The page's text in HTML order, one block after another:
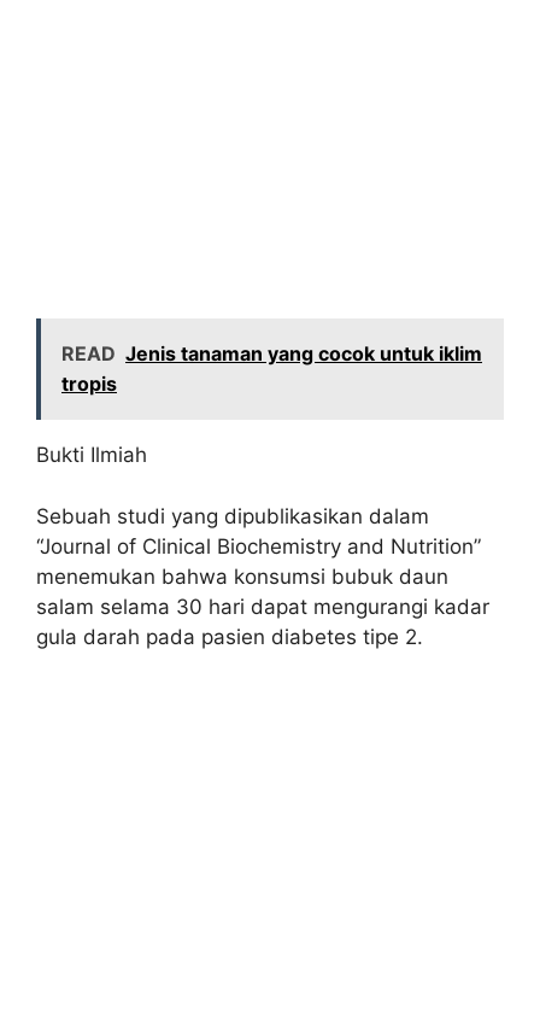
READ Jenis tanaman yang cocok untuk iklim
tropis
Bukti Ilmiah
Sebuah studi yang dipublikasikan dalam
“Journal of Clinical Biochemistry and Nutrition”
menemukan bahwa konsumsi bubuk daun
salam selama 30 hari dapat mengurangi kadar
gula darah pada pasien diabetes tipe 2.